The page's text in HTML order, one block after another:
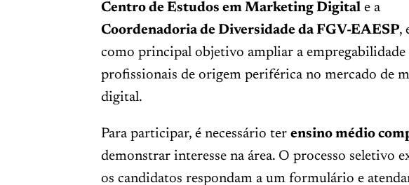
Centro de Estudos em Marketing Digitale a
Coordenadoria de Diversidade da FGV-EAESP,
como principal objetivo ampliar a empregabilidade
profissionais de origem periférica no mercado de
digital.
Para participar, é necessário ter ensino médio
demonstrar interesse na área. O processo seletivo
os candidatos respondam a um formulário e